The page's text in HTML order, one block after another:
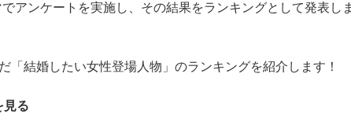
アンケートを実施し、その結果をランキングとして発表し
「結婚したい女性登場人物」のランキングを紹介します！
見る